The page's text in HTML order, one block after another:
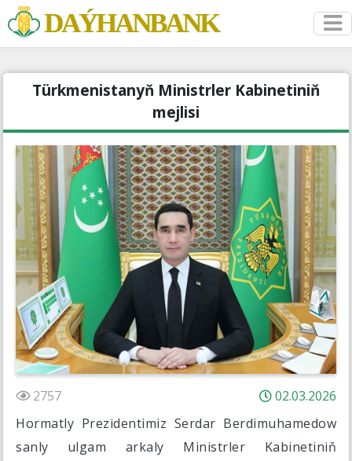
DAÝHANBANK
Türkmenistanyň Ministrler Kabinetiniň
mejlisi
2757
02.03.2026
Hormatly Prezidentimiz Serdar Berdimuhamedow
sanly ulgam arkaly Ministrler Kabinetiniň